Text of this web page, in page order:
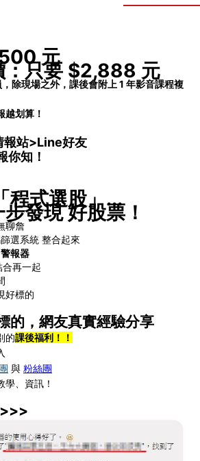
元
：只要 $2,888 元
除現場之外，課後會附上 1 年影音課程複
越划算！
報站>Line好友
你知！
程式選股」...
發現 好股票！
聊詹
選系統 整合起來
報器
合再一起
好標的
的，網友真實經驗分享
的課後福利！！
與 粉絲團
、資訊！